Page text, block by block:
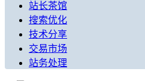
站长茶馆
搜索优化
技术分享
交易市场
站务处理